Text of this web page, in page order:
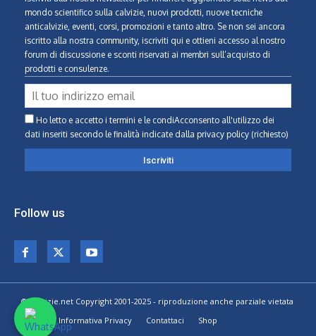
mondo scientifico sulla calvizie, nuovi prodotti, nuove tecniche
anticalvizie, eventi, corsi, promozioni e tanto altro. Se non sei ancora
iscritto alla nostra community, iscriviti qui e ottieni accesso al nostro
forum di discussione e sconti riservati ai membri sull’acquisto di
prodotti e consulenze.
Ho letto e accetto i termini e le condiAcconsento all'utilizzo dei
dati inseriti secondo le finalità indicate dalla privacy policy (richiesto)
Follow us
© Calvizie.net Copyright 2001-2025 - riproduzione anche parziale vietata
Home
Informativa Privacy Contattaci Shop